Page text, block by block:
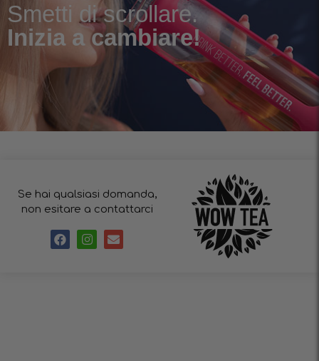
Smetti di scrollare.
Inizia a cambiare!
Se hai qualsiasi domanda,
non esitare a contattarci